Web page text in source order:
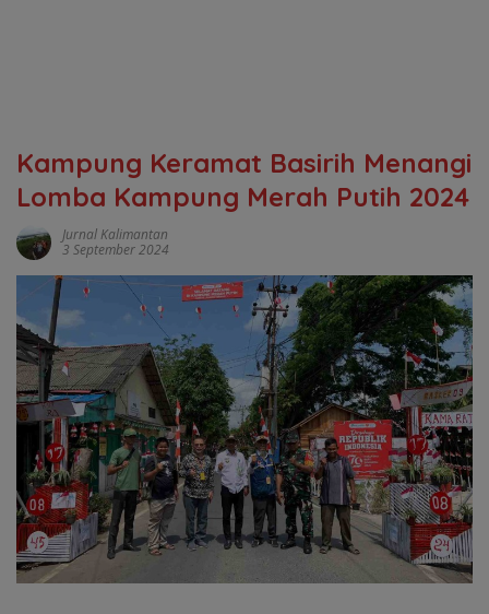
Kampung Keramat Basirih Menangi
Lomba Kampung Merah Putih 2024
Jurnal Kalimantan
3 September 2024